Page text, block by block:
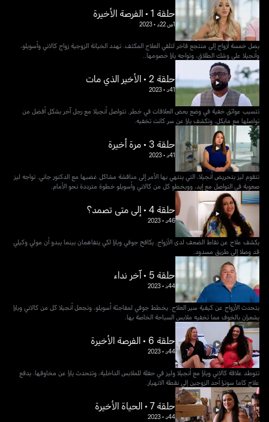
حلقة 1 • الفرصة الأخيرة
1س 22د •
2023
يصل خمسة أزواج إلى منتجع فاخر لتلقي العلاج المكثف. تهدد الخيانة الزوجية زواج كالاني وأسويلو،
وأنجيلا على وشك الطلاق، وتواجه يارا خصومها..
حلقة 2 • الأخير الذي مات
41د •
2023
تتسبب عوائق خفية في وضع بعض العلاقات في خطر. تتواصل أنجيلا مع رجل آخر بشكل أفضل من
تواصلها مع مايكل، وتكشف يارا عن سر كانت تخفيه.
حلقة 3 • مرة أخيرة
41د •
2023
تتقوم ليز بتحريض أنجيلا، التي ينتهي بها الأمر إلى مناقشة مشاكل غضبها مع الدكتور جاني. تواجه ليز
صعوبة في التواصل مع إيد، وويخطو كل من كالاني وأسويلو خطوة مترددة نحو الأمام.
حلقة 4 • إلى متى تصمد؟
46د •
2023
يكشف علاج عن نقاط الضعف لدى الأزواج. يكافح جوفي ويارا لكي يتفاهمان بينما يبدو أن مولي وكيلي
قد وصلا إلى طريق مسدود.
حلقة 5 • آخر نداء
44د •
2023
يتحدث الأزواج عن كيفية سير العلاج. يخطط جوفي لمفاجئة أسويلو، وتجعل أنجيلا كل من كالاني ويارا
يشعران بالخوف مما تخفيه ملابس السباحة الخاصة بها.
حلقة 6 • الفرصة الأخيرة
44د •
2023
تتوطد علاقة كالاني ويارا مع أنجيلا وليز في حفلة للملابس الداخلية، وتتحدث يارا عن مخاوفها. يدفع
علاج كاما سوترا أحد الزوجين إلى نقطة الانهيار.
حلقة 7 • الحياة الأخيرة
44د •
2023